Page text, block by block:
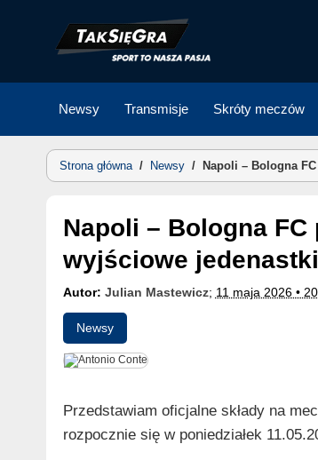
Newsy Transmisje Skróty meczów
Strona główna/ Newsy / Napoli – Bologna
Napoli – Bologna FC podstawowe składy. Znamy
wyjściowe jedenastki
Autor: Julian Mastewicz; 11 maja 2026 •
Newsy
Przedstawiam oficjalne składy na
rozpocznie się w poniedziałek